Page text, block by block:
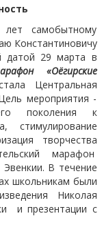
самобытному
Константиновичу
датой 29 марта в
«Оёгирские
Центральная
мероприятия -
поколения к
стимулирование
творчества
марафон
Эвенкии. В течение
школьникам были
Николая
и презентации с